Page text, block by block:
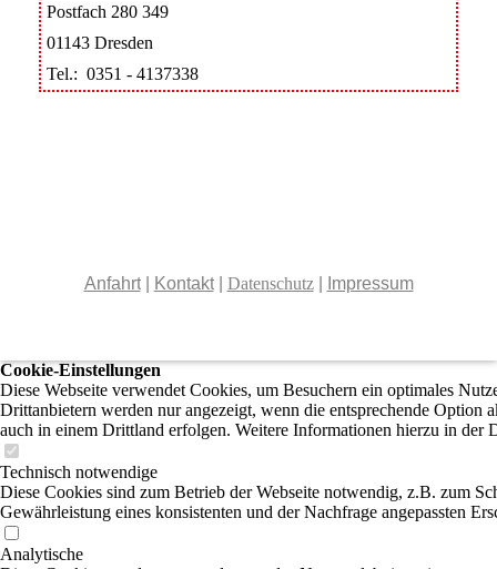
Postfach 280 349
01143 Dresden
Tel.: 0351 - 4137338
Anfahrt| Kontakt| Datenschutz| Impressum
Cookie-Einstellungen
Diese Webseite verwendet Cookies, um Besuchern ein optimales
Drittanbietern werden nur angezeigt, wenn die entsprechende Option
auch in einem Drittland erfolgen. Weitere Informationen hierzu in der
Technisch notwendige
Diese Cookies sind zum Betrieb der Webseite notwendig, z.B. zum
Gewährleistung eines konsistenten und der Nachfrage angepassten
Analytische